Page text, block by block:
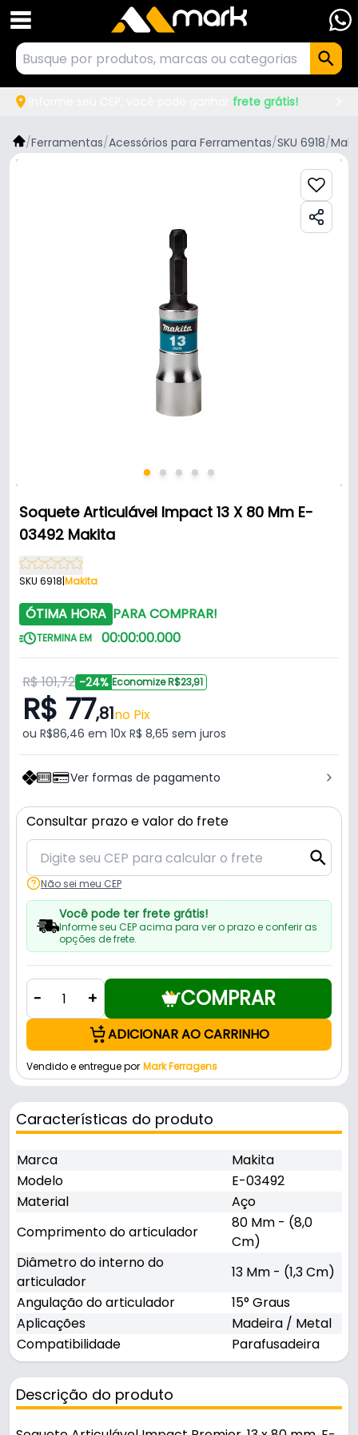
frete grátis!
/Ferramentas/Acessórios para Ferramentas/SKU 6918/
Soquete Articulável Impact 13 X 80 Mm E-
03492 Makita
SKU 6918|Makita
ÓTIMA HORA PARA COMPRAR!
TERMINA EM 00:00:00.000
R$ 101,72 -24% Economize R$23,91
R$ 77,81no Pix
ou R$86,46 em 10x R$ 8,65 sem juros
Ver formas de pagamento
Consultar prazo e valor do frete
Não sei meu CEP
Você pode ter frete grátis!
Informe seu CEP acima para ver o prazo e conferir as
opções de frete.
- + COMPRAR
ADICIONAR AO CARRINHO
Vendido e entregue por Mark Ferragens
Características do produto
Marca
Makita
Modelo
E-03492
Material
Aço
Comprimento do articulador
80 Mm - (8,0
Cm)
Diâmetro do interno do
articulador
13 Mm - (1,3 Cm)
Angulação do articulador
15° Graus
Aplicações
Madeira / Metal
Compatibilidade
Parafusadeira
Descrição do produto